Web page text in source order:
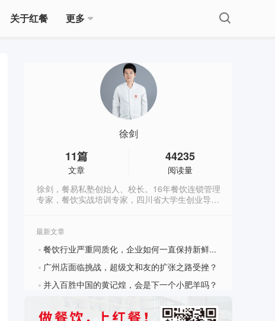
关于红餐 更多
徐剑
11篇
文章
44235
阅读量
徐剑，餐易私塾创始人、校长。16年餐饮连锁管理
专家，餐饮实战培训专家，四川省大学生创业导
牛肉面、杨记兴臭鳜鱼等100多家餐饮品牌提供过
shurenguanlipeixun
最新文章
? 餐饮行业严重同质化，企业如何一直保持新鲜感？
? 广州店面临挑战，超级文和友的扩张之路受挫？
? 并入百胜中国的黄记煌，会是下一个小肥羊吗？